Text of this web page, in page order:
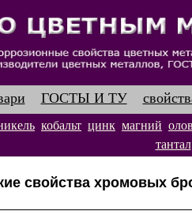
ГОСТЫ И ТУ
кобальт цинк магний
тантал
свойства хромовых